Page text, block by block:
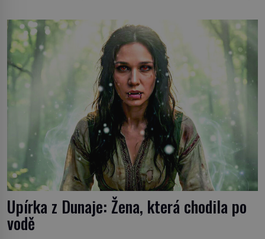
později je mrtvá. Mohla devítiletá Zahlédla vlastní
osud? Dne 21. října 1966 se velšská vesnice Aberfan […]
Upírka z Dunaje: Žena, která chodila po
vodě